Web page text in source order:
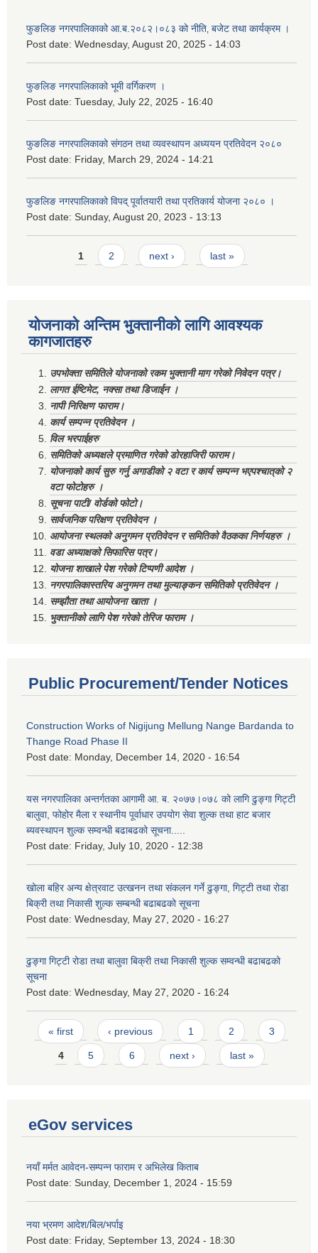
फुङलिङ नगरपालिकाको आ.ब.२०८२।०८३ को नीति‚ बजेट तथा कार्यक्रम ।
Post date: Wednesday, August 20, 2025 - 14:03
फुङलिङ नगरपालिकाको भूमी वर्गिकरण ।
Post date: Tuesday, July 22, 2025 - 16:40
फुङलिङ नगरपालिकाको संगठन तथा व्यवस्थापन अध्ययन प्रतिवेदन २०८०
Post date: Friday, March 29, 2024 - 14:21
फुङलिङ नगरपालिकाको विपद् पूर्वातयारी तथा प्रतिकार्य योजना २०८० ।
Post date: Sunday, August 20, 2023 - 13:13
Pages1 2 next › last »
योजनाको अन्तिम भुक्तानीको लागि आवश्यक
कागजातहरु
उपभोक्ता समितिले योजनाको रकम भुक्तानी माग गरेको निवेदन पत्र।
लागत ईष्टिमेट, नक्सा तथा डिजाईन ।
नापी निरिक्षण फाराम।
कार्य सम्पन्न प्रतिवेदन ।
विल भरपाईहरु
समितिको अध्यक्षले प्रमाणित गरेको डोरहाजिरी फाराम।
योजनाको कार्य सुरु गर्नु अगाडीको २ वटा र कार्य सम्पन्न भएपश्चात्‌को २
वटा फोटोहरु ।
सूचना पाटी/ वोर्डको फोटो।
सार्वजनिक परिक्षण प्रतिवेदन ।
आयोजना स्थलको अनुगमन प्रतिवेदन र समितिको वैठकका निर्णयहरु ।
वडा अध्याक्षको सिफारिस पत्र।
योजना शाखाले पेश गरेको टिप्पणी आदेश ।
नगरपालिकास्तरिय अनुगमन तथा मुल्याङ्कन समितिको प्रतिवेदन ।
सम्झौता तथा आयोजना खाता ।
भुक्तानीको लागि पेश गरेको तेरिज फाराम ।
Public Procurement/Tender Notices
Construction Works of Nigijung Mellung Nange Bardanda to
Thange Road Phase II
Post date: Monday, December 14, 2020 - 16:54
यस नगरपालिका अन्तर्गतका आगामी आ. ब. २०७७।०७८ को लागि ढुङ्गा गिट्टी
बालुवा, फोहोर मैला र स्थानीय पूर्वाधार उपयोग सेवा शुल्क तथा हाट बजार
ब्यवस्थापन शुल्क सम्वन्धी बढाबढको सूचना.....
Post date: Friday, July 10, 2020 - 12:38
खोला बहिर अन्य क्षेत्रवाट उत्खनन तथा संकलन गर्ने ढुङ्गा, गिट्टी तथा रोडा
बिक्री तथा निकासी शुल्क सम्बन्धी बढाबढको सूचना
Post date: Wednesday, May 27, 2020 - 16:27
ढुङ्गा गिट्टी रोडा तथा बालुवा बिक्री तथा निकासी शुल्क सम्वन्धी बढाबढको
सूचना
Post date: Wednesday, May 27, 2020 - 16:24
Pages
« first ‹ previous 1 2 3
4 5 6 next › last »
eGov services
नयाँ मर्मत आवेदन-सम्पन्न फाराम र अभिलेख किताब
Post date: Sunday, December 1, 2024 - 15:59
नया भ्रमण आदेश/बिल/भर्पाइ
Post date: Friday, September 13, 2024 - 18:30